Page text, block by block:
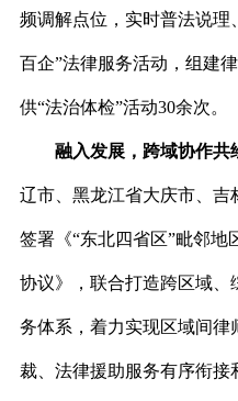
频调解点位，实时普法说理
百企”法律服务活动，组建
供“法治体检”活动30余次。
融入发展，跨域协作共
辽市、黑龙江省大庆市、吉
签署《“东北四省区”毗邻地
协议》，联合打造跨区域、
务体系，着力实现区域间律
裁、法律援助服务有序衔